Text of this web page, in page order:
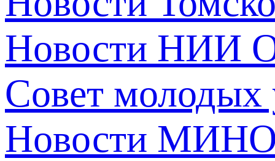
Новости НИИ
Совет молодых
Новости